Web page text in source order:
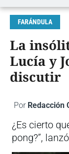
FARÁNDULA
La
Lucía y
discutir
Por Redacción
¿Es cierto
pong?”,